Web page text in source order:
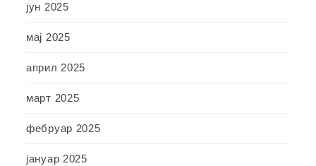
јун 2025
мај 2025
април 2025
март 2025
фебруар 2025
јануар 2025